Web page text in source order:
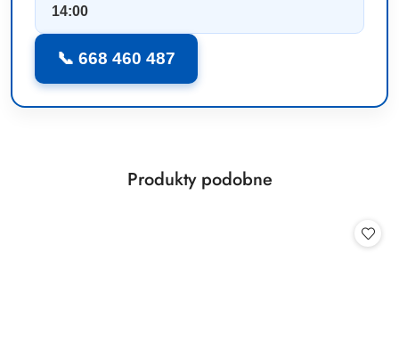
14:00
📞 668 460 487
Pomiń karuzelę produktów
Produkty
Produkty podobne